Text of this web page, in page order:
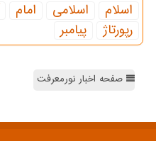
اسلام اسلامی امام
رپورتاژ
پیامبر
صفحه اخبار نورمعرفت